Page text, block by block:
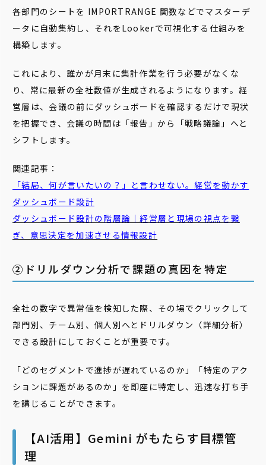
各部門のシートを IMPORTRANGE 関数などでマスターデ
ータに自動集約し、それをLookerで可視化する仕組みを
構築します。
これにより、誰かが月末に集計作業を行う必要がなくな
り、常に最新の全社数値が生成されるようになります。経
営層は、会議の前にダッシュボードを確認するだけで現状
を把握でき、会議の時間は「報告」から「戦略議論」へと
シフトします。
関連記事：
「結局、何が言いたいの？」と言わせない。経営を動かす
ダッシュボード設計
ダッシュボード設計の階層論｜経営層と現場の視点を繋
ぎ、意思決定を加速させる情報設計
②ドリルダウン分析で課題の真因を特定
全社の数字で異常値を検知した際、その場でクリックして
部門別、チーム別、個人別へとドリルダウン（詳細分析）
できる設計にしておくことが重要です。
「どのセグメントで進捗が遅れているのか」「特定のアク
ションに課題があるのか」を即座に特定し、迅速な打ち手
を講じることができます。
【AI活用】Gemini がもたらす目標管
理